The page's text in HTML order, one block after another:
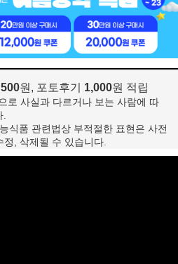
500원, 포토후기 1,000원 적립
로 사실과 다르거나 보는 사람에 따
.
식품 관련법상 부적절한 표현은 사전
정, 삭제될 수 있습니다.